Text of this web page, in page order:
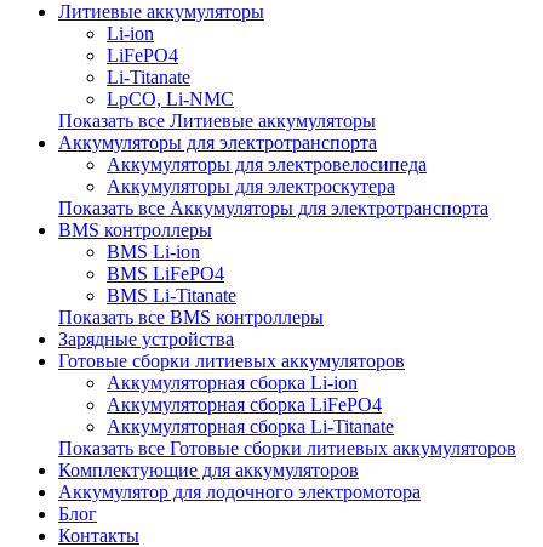
Литиевые аккумуляторы
Li-ion
LiFePO4
Li-Titanate
LpCO, Li-NMC
Показать все Литиевые аккумуляторы
Аккумуляторы для электротранспорта
Аккумуляторы для электровелосипеда
Аккумуляторы для электроскутера
Показать все Аккумуляторы для электротранспорта
BMS контроллеры
BMS Li-ion
BMS LiFePO4
BMS Li-Titanate
Показать все BMS контроллеры
Зарядные устройства
Готовые сборки литиевых аккумуляторов
Аккумуляторная сборка Li-ion
Аккумуляторная сборка LiFePO4
Аккумуляторная сборка Li-Titanate
Показать все Готовые сборки литиевых аккумуляторов
Комплектующие для аккумуляторов
Аккумулятор для лодочного электромотора
Блог
Контакты